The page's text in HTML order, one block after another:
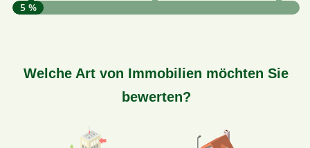
5 %
Welche Art von Immobilien möchten Sie
bewerten?